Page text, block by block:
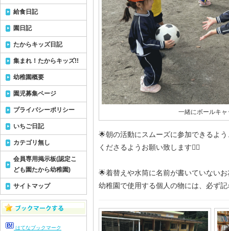
一緒にボールキ
🌟朝の活動にスムーズに参加できるよ
くださるようお願い致します🙇‍♀️
🌟着替えや水筒に名前が書いていない
幼稚園で使用する個人の物には、必ず
給食日記
園日記
たからキッズ日記
集まれ！たからキッズ!!
幼稚園概要
園児募集ページ
プライバシーポリシー
いちご日記
カテゴリ無し
会員専用掲示板(認定こ
ども園たから幼稚園)
サイトマップ
はてなブックマーク